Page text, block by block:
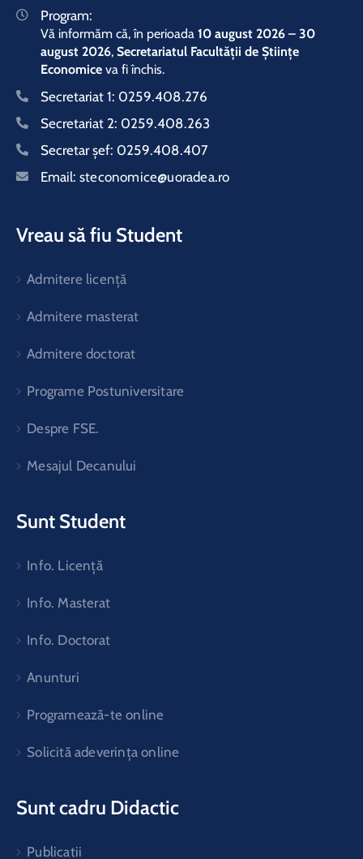
Program:
Vă informăm că, în perioada 10 august 2026 – 30
august 2026, Secretariatul Facultății de Științe
Economice va fi închis.
Secretariat 1: 0259.408.276
Secretariat 2: 0259.408.263
Secretar şef: 0259.408.407
Email: steconomice@uoradea.ro
Vreau să fiu Student
Admitere licență
Admitere masterat
Admitere doctorat
Programe Postuniversitare
Despre FSE.
Mesajul Decanului
Sunt Student
Info. Licență
Info. Masterat
Info. Doctorat
Anunturi
Programează-te online
Solicită adeverința online
Sunt cadru Didactic
Publicatii